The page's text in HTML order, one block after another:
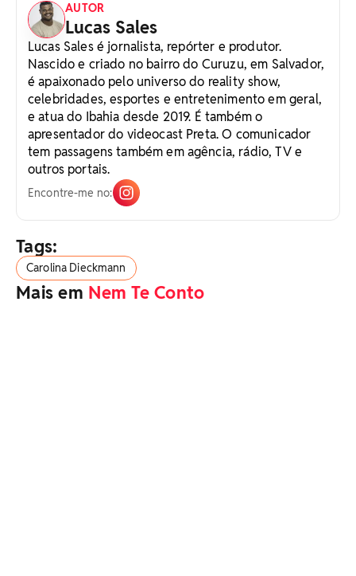
AUTOR
Lucas Sales
Lucas Sales é jornalista, repórter e produtor.
Nascido e criado no bairro do Curuzu, em Salvador,
é apaixonado pelo universo do reality show,
celebridades, esportes e entretenimento em geral,
e atua do Ibahia desde 2019. É também o
apresentador do videocast Preta. O comunicador
tem passagens também em agência, rádio, TV e
outros portais.
Encontre-me no:
Tags:
Carolina Dieckmann
Mais em Nem Te Conto